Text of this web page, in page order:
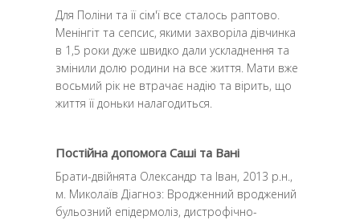
Для Поліни та її сім'ї все сталось раптово.
Менінгіт та сепсис, якими захворіла дівчинка
в 1,5 роки дуже швидко дали ускладнення та
змінили долю родини на все життя. Мати вже
восьмий рік не втрачає надію та вірить, що
життя її доньки налагодиться.
Постійна допомога Саші та Вані
Брати-двійнята Олександр та Іван, 2013 р.н.,
м. Миколаїв Діагноз: Вродженний вроджений
бульозний епідермоліз, дистрофічно-